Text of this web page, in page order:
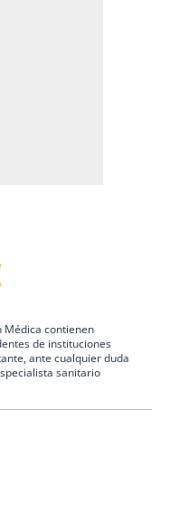
Médica contienen
de instituciones
ante cualquier duda
sanitario